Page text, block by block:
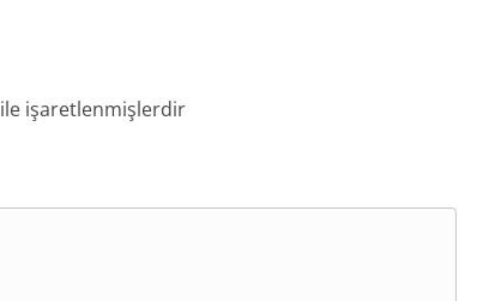
ile işaretlenmişlerdir